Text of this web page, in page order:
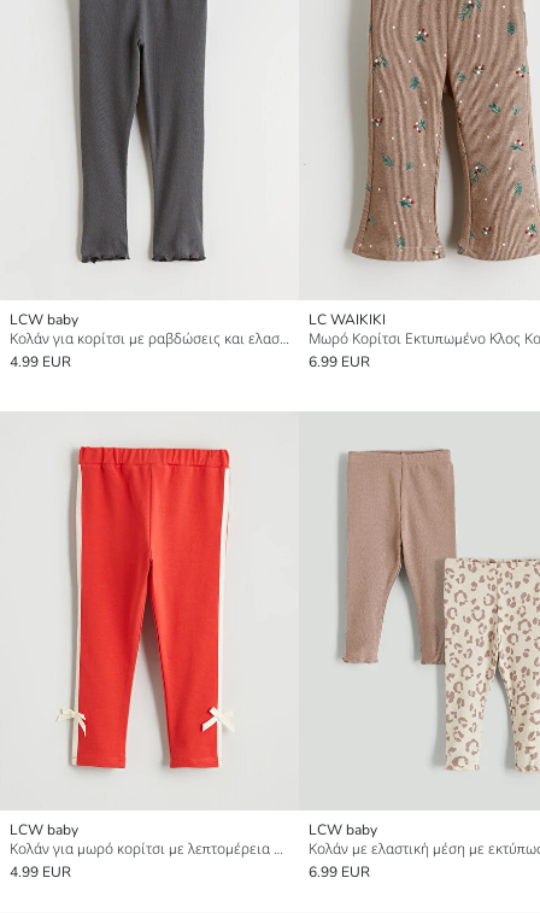
LCW baby
Κολάν για κορίτσι με ραβδώσεις και ελαστική μέση.
4.99 EUR
LC WAIKIKI
Μωρό Κορίτσι Εκτυπωμένο Κλος
6.99 EUR
LCW baby
Κολάν για μωρό κορίτσι με λεπτομέρεια φιόγκου
4.99 EUR
LCW baby
6.99 EUR